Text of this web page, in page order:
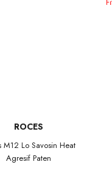
ROCES
M12 Lo Savosin Heat
Agresif Paten